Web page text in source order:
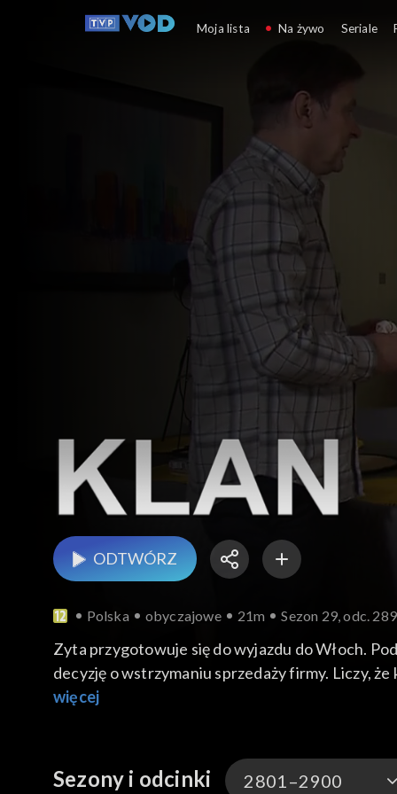
Klan
ODTWÓRZ
Polska obyczajowe 21m Sezon 29, odc.
Zyta przygotowuje się do wyjazdu do Włoch.
decyzję o wstrzymaniu sprzedaży firmy. Liczy,
pocieszenia u przyjaciół.
więcej
Sezony i odcinki 2801–2900
Moja lista Na żywo Seriale